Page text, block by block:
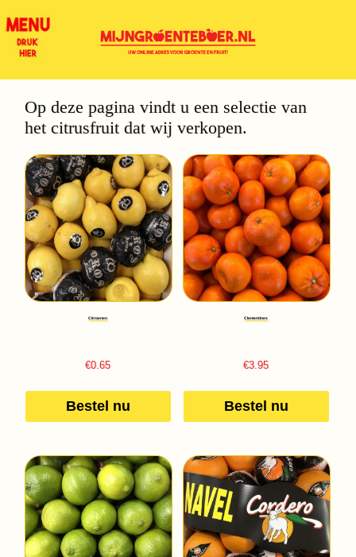
Op deze pagina vindt u een selectie van
het citrusfruit dat wij verkopen.
Citroenen
€0.65
Bestel nu
Clementines
€3.95
Bestel nu